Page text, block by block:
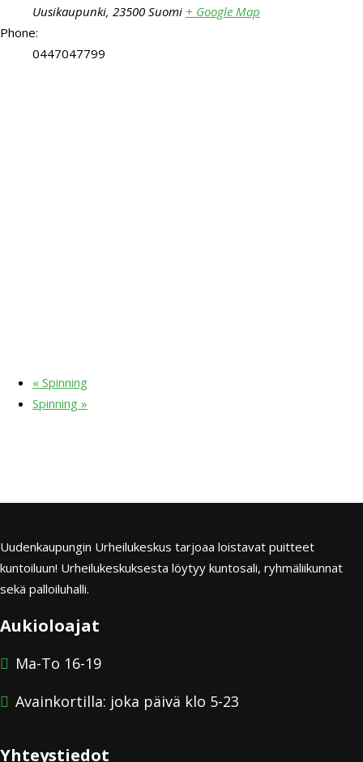
Uusikaupunki, 23500 Suomi + Google Map
Phone:
0447047799
« Spinning
Spinning »
Uudenkaupungin Urheilukeskus tarjoaa loistavat puitteet
kuntoiluun! Urheilukeskuksesta löytyy kuntosali, ryhmäliikunnat
sekä palloiluhalli.
Aukioloajat
Ma-To 16-19
Avainkortilla: joka päivä klo 5-23
Yhteystiedot